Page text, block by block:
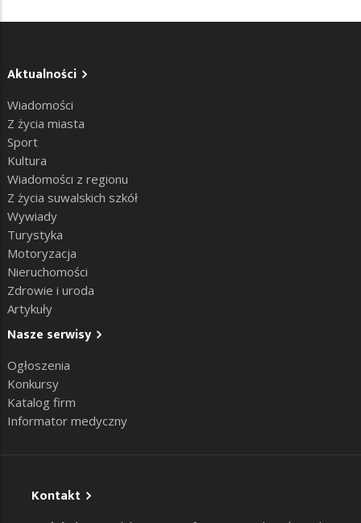
Aktualności
Wiadomości
Z życia miasta
Sport
Kultura
Wiadomości z regionu
Z życia suwalskich szkół
Wywiady
Turystyka
Motoryzacja
Nieruchomości
Zdrowie i uroda
Artykuły
Nasze serwisy
Ogłoszenia
Konkursy
Katalog firm
Informator medyczny
Kontakt